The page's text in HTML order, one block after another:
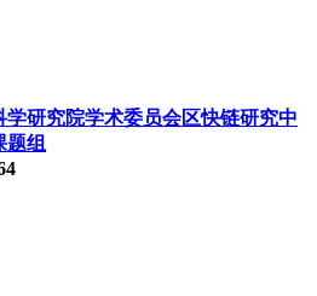
学研究院学术委员会区快链研究中
题组